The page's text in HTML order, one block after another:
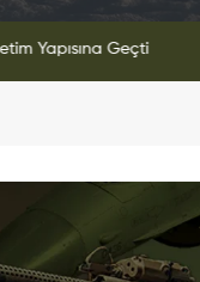
Testlerine Başladı